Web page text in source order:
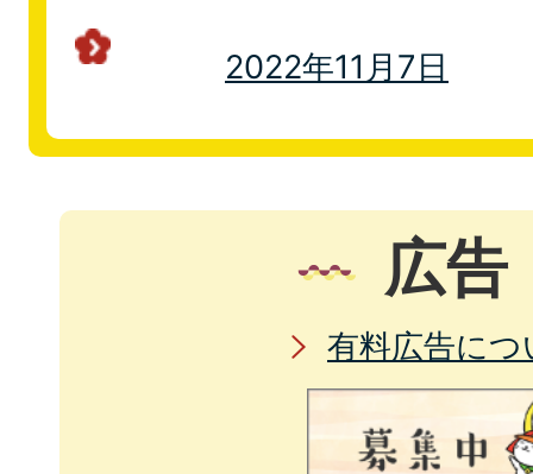
2022年11月7日
広告
有料広告につ